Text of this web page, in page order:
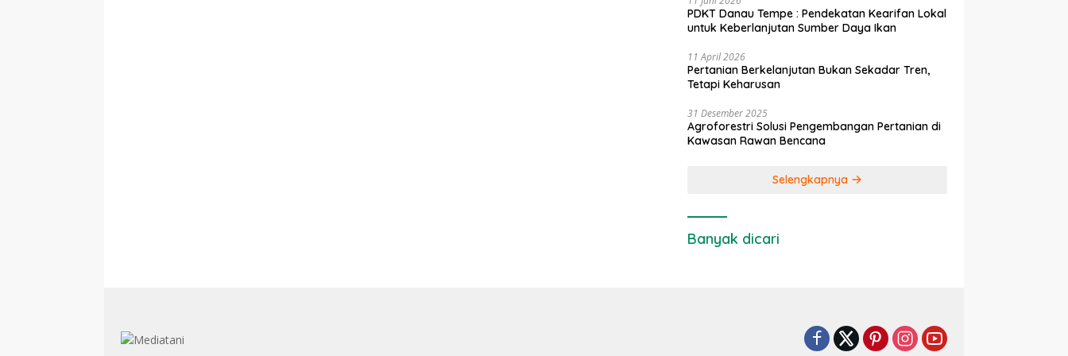
PDKT Danau Tempe : Pendekatan Kearifan Lokal
untuk Keberlanjutan Sumber Daya Ikan
11 April 2026
Pertanian Berkelanjutan Bukan Sekadar Tren,
Tetapi Keharusan
31 Desember 2025
Agroforestri Solusi Pengembangan Pertanian di
Kawasan Rawan Bencana
Selengkapnya
Banyak dicari